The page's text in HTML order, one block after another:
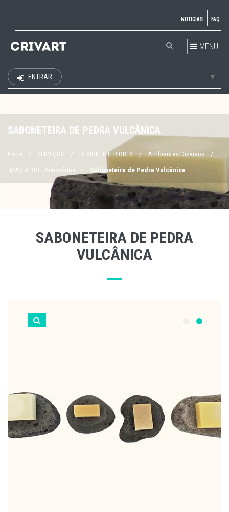
NOTICIAS FAQ
MENU
▼
ENTRAR
SABONETEIRA DE PEDRA VULCÂNICA
Início / SERVIÇOS / DESIGN INTERIORES / Ambientes Diversos /
MAR & RIO - Acessórios / Saboneteira de Pedra Vulcânica
SABONETEIRA DE PEDRA
VULCÂNICA